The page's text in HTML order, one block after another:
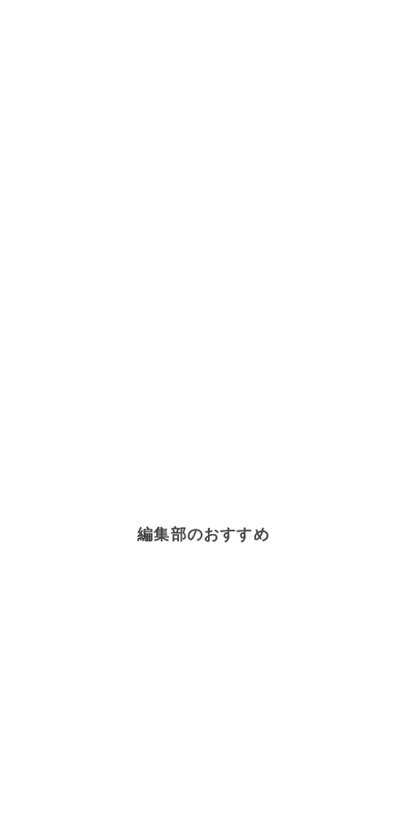
編集部のおすすめ